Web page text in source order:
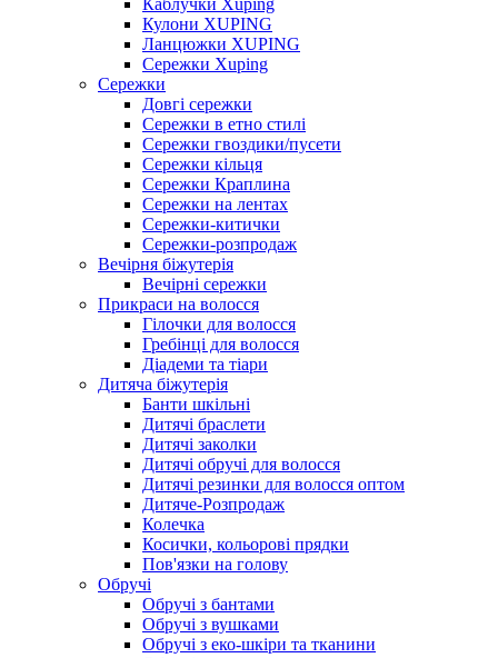
Каблучки Xuping
Кулони XUPING
Ланцюжки XUPING
Сережки Xuping
Сережки
Довгі сережки
Сережки в етно стилі
Сережки гвоздики/пусети
Сережки кільця
Сережки Краплина
Сережки на лентах
Сережки-китички
Сережки-розпродаж
Вечірня біжутерія
Вечірні сережки
Прикраси на волосся
Гілочки для волосся
Гребінці для волосся
Діадеми та тіари
Дитяча біжутерія
Банти шкільні
Дитячі браслети
Дитячі заколки
Дитячі обручі для волосся
Дитячі резинки для волосся оптом
Дитяче-Розпродаж
Колечка
Косички, кольорові прядки
Пов'язки на голову
Обручі
Обручі з бантами
Обручі з вушками
Обручі з еко-шкіри та тканини